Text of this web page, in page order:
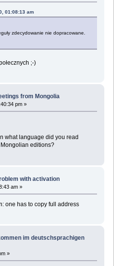
01:08:13 am
zdecydowanie nie dopracowane.
;-)
from Mongolia
pm »
what language did you read
editions?
with activation
am »
one has to copy full address
im deutschsprachigen
»